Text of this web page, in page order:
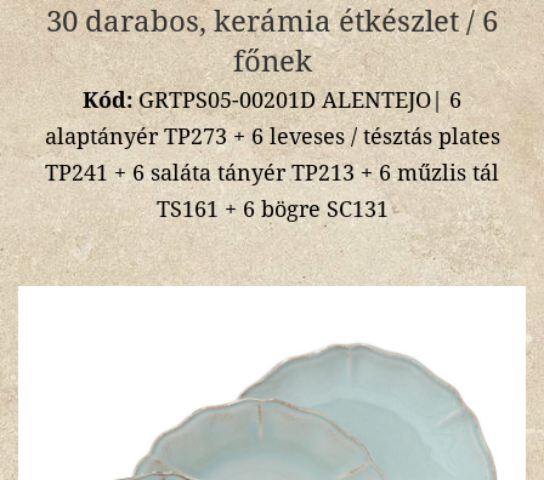
30 darabos, kerámia étkészlet / 6
főnek
Kód:GRTPS05-00201D ALENTEJO| 6
alaptányér TP273 + 6 leveses / tésztás plates
TP241 + 6 saláta tányér TP213 + 6 műzlis tál
TS161 + 6 bögre SC131